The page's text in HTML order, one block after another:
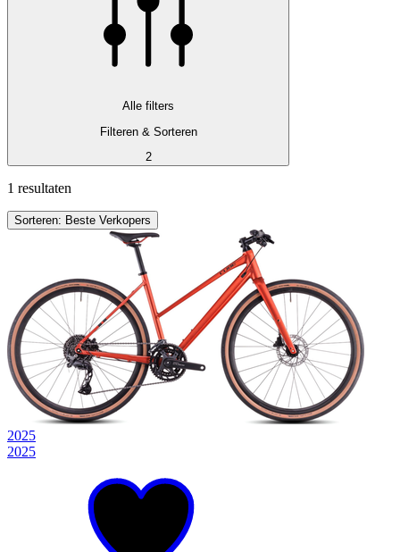
Alle filters
Filteren & Sorteren
2
1 resultaten
Sorteren: Beste Verkopers
2025
2025